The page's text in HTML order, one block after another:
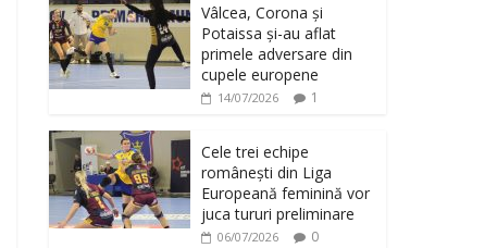
Vâlcea, Corona și
Potaissa și-au aflat
primele adversare din
cupele europene
14/07/2026 1
Cele trei echipe
românești din Liga
Europeană feminină vor
juca tururi preliminare
06/07/2026 0